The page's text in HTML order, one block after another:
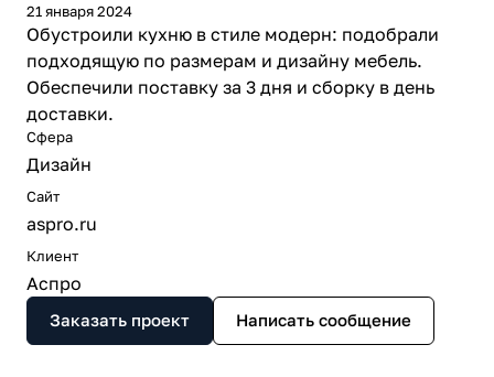
21 января 2024
Обустроили кухню в стиле модерн: подобрали
подходящую по размерам и дизайну мебель.
Обеспечили поставку за 3 дня и сборку в день
доставки.
Сфера
Дизайн
Сайт
aspro.ru
Клиент
Аспро
Заказать проект Написать сообщение